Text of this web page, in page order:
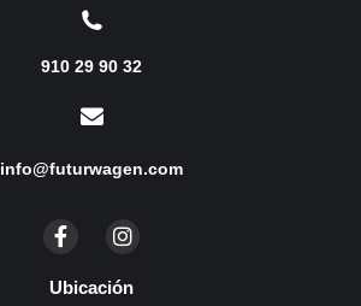
910 29 90 32
info@futurwagen.com
Ubicación